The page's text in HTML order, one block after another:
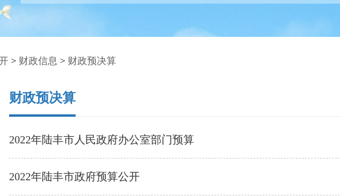
> 财政信息 > 财政预决算
财政预决算
2022年陆丰市人民政府办公室部门预算
2022年陆丰市政府预算公开